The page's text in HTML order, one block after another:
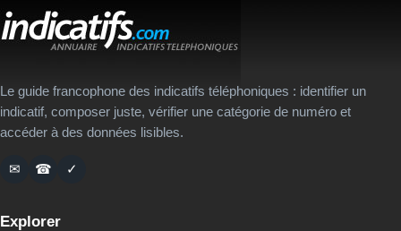
Le guide francophone des indicatifs téléphoniques : identifier un
indicatif, composer juste, vérifier une catégorie de numéro et
accéder à des données lisibles.
✉ ☎ ✓
Explorer